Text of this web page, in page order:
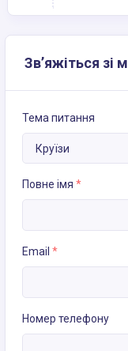
Зв’яжіться зі
Тема питання
Повне імя *
Email *
Номер телефону